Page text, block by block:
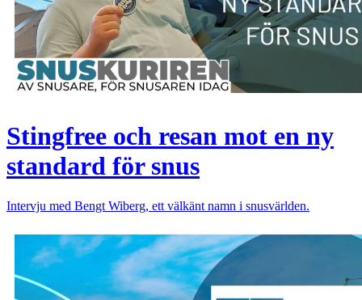
Stingfree och resan mot en ny
standard för snus
Intervju med Bengt Wiberg, ett välkänt namn i snusvärlden.